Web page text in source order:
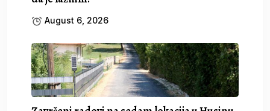
August 6, 2026